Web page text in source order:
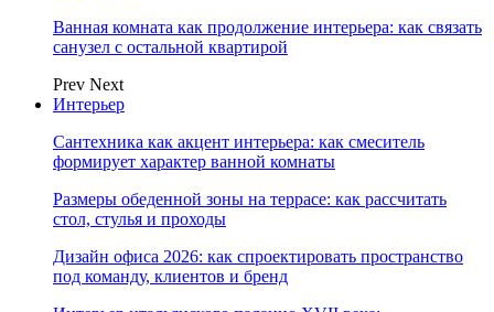
Ванная комната как продолжение интерьера: как связать
санузел с остальной квартирой
Prev Next
Интерьер
Сантехника как акцент интерьера: как смеситель
формирует характер ванной комнаты
Размеры обеденной зоны на террасе: как рассчитать
стол, стулья и проходы
Дизайн офиса 2026: как спроектировать пространство
под команду, клиентов и бренд